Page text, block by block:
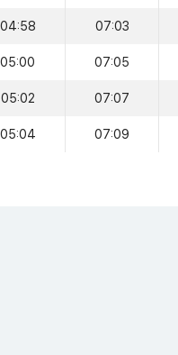
04:58 07:03
05:00 07:05
05:02 07:07
05:04 07:09